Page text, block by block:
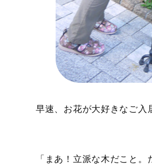
早速、お花が大好きなご入
「まあ！立派な木だこと